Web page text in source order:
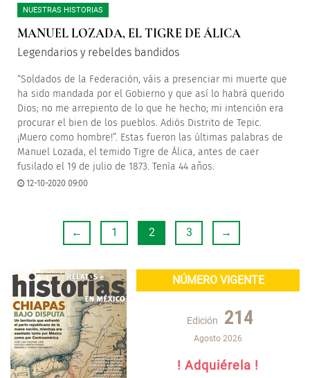
NUESTRAS HISTORIAS
MANUEL LOZADA, EL TIGRE DE ÁLICA
Legendarios y rebeldes bandidos
“Soldados de la Federación, váis a presenciar mi muerte que
ha sido mandada por el Gobierno y que así lo habrá querido
Dios; no me arrepiento de lo que he hecho; mi intención era
procurar el bien de los pueblos. Adiós Distrito de Tepic.
¡Muero como hombre!”. Estas fueron las últimas palabras de
Manuel Lozada, el temido Tigre de Álica, antes de caer
fusilado el 19 de julio de 1873. Tenía 44 años.
12-10-2020 09:00
← 1 2 3 →
NÚMERO VIGENTE
Edición 214
Agosto 2026
! Adquiérela !